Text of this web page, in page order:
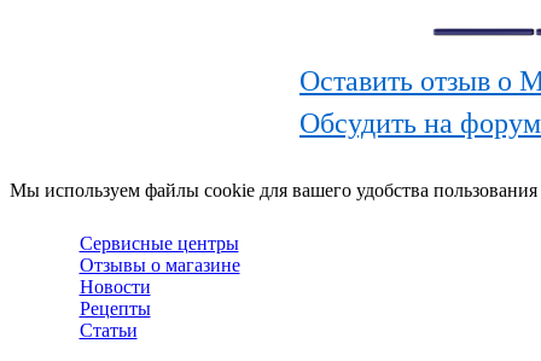
Оставить отзыв о
Обсудить на
Мы используем файлы cookie для вашего удобства
Сервисные центры
Отзывы о магазине
Новости
Рецепты
Статьи